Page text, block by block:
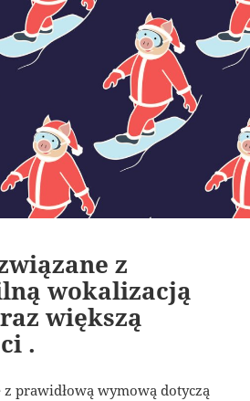
z
wokalizacją
większą
.
prawidłową wymową dotyczą